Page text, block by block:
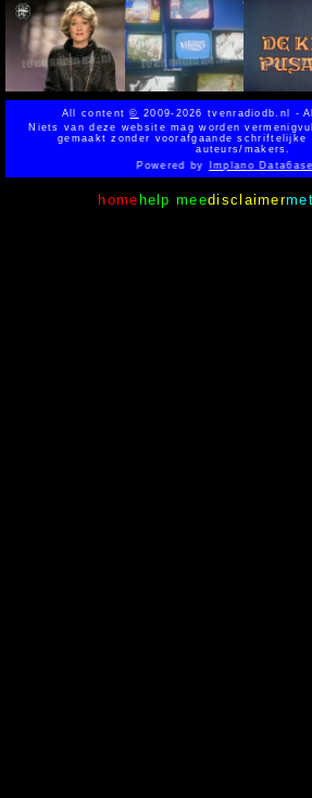
All content© 2009-2026 tvenradiodb.nl -
Niets van deze website mag worden
gemaakt zonder voorafgaande schriftelijke
auteurs/makers.
Powered byImplano Data6ase
home help meedisclaimer